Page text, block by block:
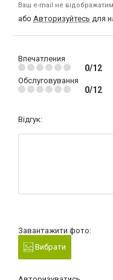
Ваш e-mail не
або Авторизуйтесь для
Впечатления
0/12
Обслуговування
0/12
Відгук:
Завантажити фото:
Вибрати